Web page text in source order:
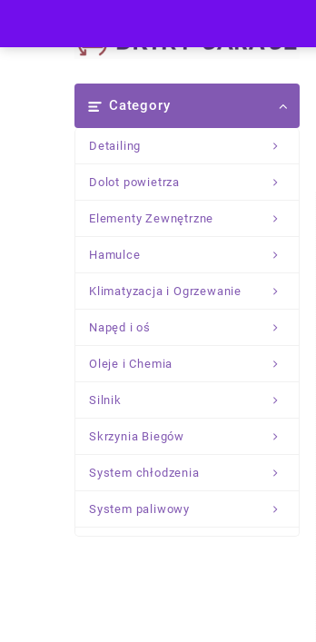
content
Category
Detailing
Dolot powietrza
Elementy Zewnętrzne
Hamulce
Klimatyzacja i Ogrzewanie
Napęd i oś
Oleje i Chemia
Silnik
Skrzynia Biegów
System chłodzenia
System paliwowy